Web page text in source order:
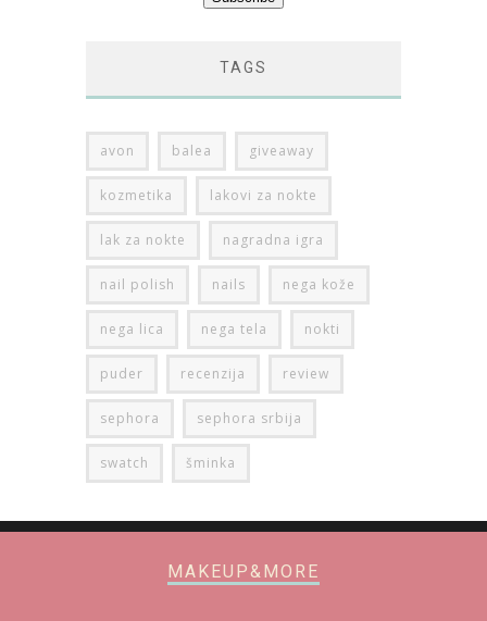
TAGS
avon balea giveaway
kozmetika lakovi za nokte
lak za nokte nagradna igra
nail polish nails nega kože
nega lica nega tela nokti
puder recenzija review
sephora sephora srbija
swatch šminka
MAKEUP&MORE